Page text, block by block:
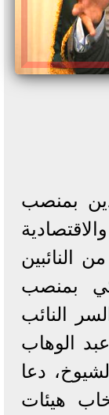
بمنصب
النائبين
بمنصب
النائب
الوهاب
دعا
الـ300 لانتخاب هيئات